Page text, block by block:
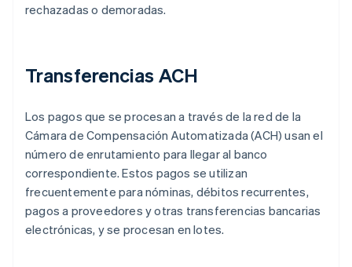
rechazadas o demoradas.
Transferencias ACH
Los pagos que se procesan a través de la red de la
Cámara de Compensación Automatizada (ACH) usan el
número de enrutamiento para llegar al banco
correspondiente. Estos pagos se utilizan
frecuentemente para nóminas, débitos recurrentes,
pagos a proveedores y otras transferencias bancarias
electrónicas, y se procesan en lotes.